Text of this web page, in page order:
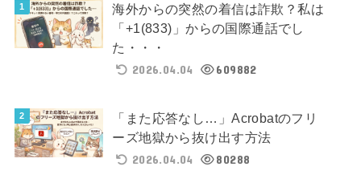
海外からの突然の着信は詐欺？私は
「+1(833)」からの国際通話でし
た・・・
2026.04.04
609882
「また応答なし…」Acrobatのフリ
ーズ地獄から抜け出す方法
2026.04.04
80288